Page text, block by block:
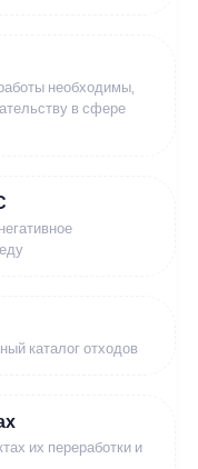
необходимы,
в сфере
каталог отходов
их переработки и